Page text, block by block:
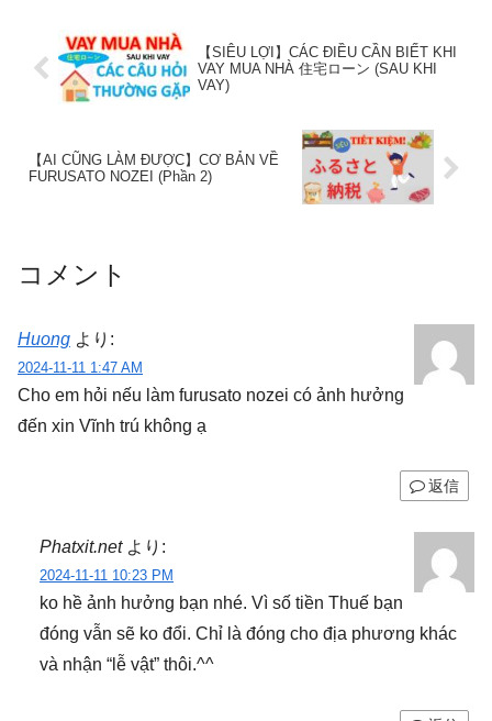
【SIÊU LỢI】CÁC ĐIỀU CẦN BIẾT KHI
VAY MUA NHÀ 住宅ローン (SAU KHI
VAY)
【AI CŨNG LÀM ĐƯỢC】CƠ BẢN VỀ
FURUSATO NOZEI (Phần 2)
コメント
Huong より:
2024-11-11 1:47 AM
Cho em hỏi nếu làm furusato nozei có ảnh hưởng
đến xin Vĩnh trú không ạ
返信
Phatxit.net より:
2024-11-11 10:23 PM
ko hề ảnh hưởng bạn nhé. Vì số tiền Thuế bạn
đóng vẫn sẽ ko đổi. Chỉ là đóng cho địa phương khác
và nhận “lễ vật” thôi.^^